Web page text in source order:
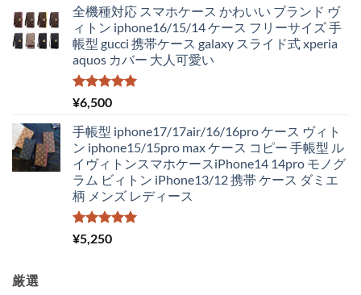
全機種対応 スマホケース かわいい ブランド ヴ
ィトン iphone16/15/14 ケース フリーサイズ 手
帳型 gucci 携帯ケース galaxy スライド式 xperia
aquos カバー 大人可愛い
5段階中
5.00
¥6,500
手帳型 iphone17/17air/16/16pro ケース ヴィト
ン iphone15/15pro max ケース コピー 手帳型 ル
イヴィトンスマホケースiPhone14 14pro モノグ
ラム ビィトン iPhone13/12 携帯 ケース ダミエ
柄 メンズ レディース
5段階中
5.00
¥5,250
厳選